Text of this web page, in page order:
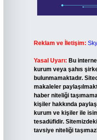
Reklam ve İletişim:
Yasal Uyarı: Bu
kurum veya şahıs
bulunmamaktadır.
makaleler
haber niteliği
kişiler hakkında
kurum ve kişiler ile
tesadüfidir.
tavsiye niteliği